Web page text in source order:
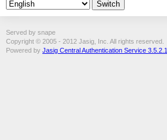
Served by snape
Copyright © 2005 - 2012 Jasig, Inc. All rights reserved.
Powered by Jasig Central Authentication Service 3.5.2.1